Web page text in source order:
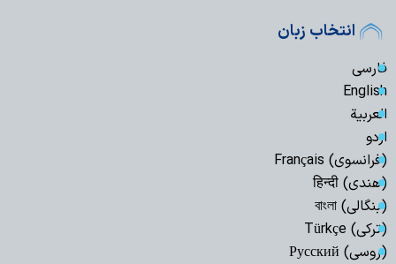
انتخاب زبان
فارسی
English
العربیة
اردو
(فرانسوی) Français
(هندی) हिन्दी
(بنگالی) বাংলা
(ترکی) Türkçe
(روسی) Русский